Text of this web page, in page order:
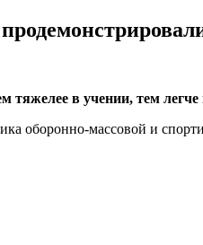
тяжелее в учении, тем легче
оборонно-массовой и